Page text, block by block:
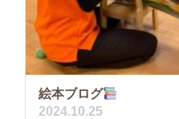
絵本ブログ
2024.10.25